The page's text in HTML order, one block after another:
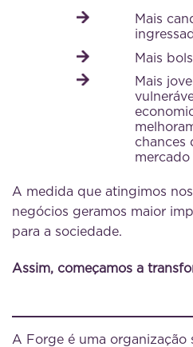
Mais
Mais
Mais
chances
A medida que atingimos
negócios geramos maior
para a sociedade.
Assim, começamos a
A Forge é uma organização